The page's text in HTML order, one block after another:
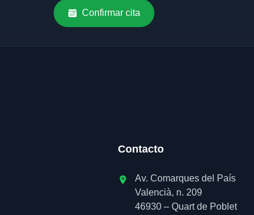
Confirmar cita
Contacto
Av. Comarques del País
Valencià, n. 209
46930 – Quart de Poblet